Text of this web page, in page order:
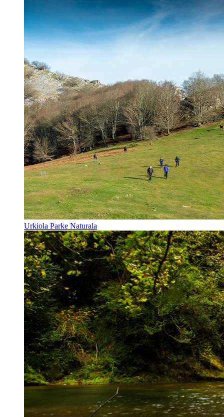
Urkiola Parke Naturala